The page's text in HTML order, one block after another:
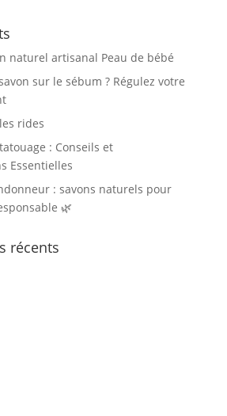
naturel artisanal Peau de bébé
sur le sébum ? Régulez votre
rides
: Conseils et
Essentielles
: savons naturels pour
🌿
récents